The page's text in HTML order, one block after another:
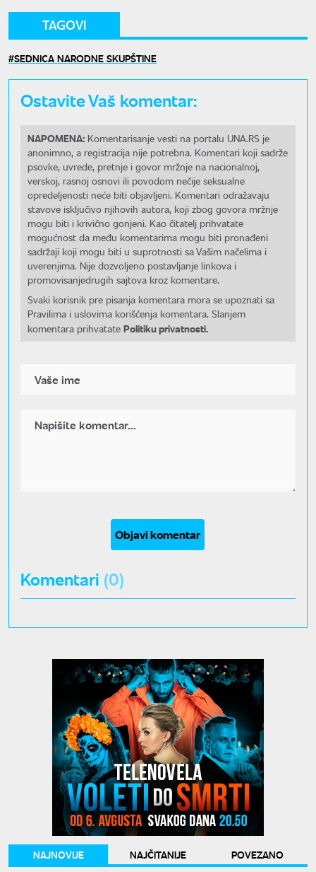
TAGOVI
SEDNICA NARODNE SKUPŠTINE
Ostavite Vaš komentar:
NAPOMENA: Komentarisanje vesti na portalu UNA.RS je
anonimno, a registracija nije potrebna. Komentari koji sadrže
psovke, uvrede, pretnje i govor mržnje na nacionalnoj,
verskoj, rasnoj osnovi ili povodom nečije seksualne
opredeljenosti neće biti objavljeni. Komentari odražavaju
stavove isključivo njihovih autora, koji zbog govora mržnje
mogu biti i krivično gonjeni. Kao čitatelj prihvatate
mogućnost da među komentarima mogu biti pronađeni
sadržaji koji mogu biti u suprotnosti sa Vašim načelima i
uverenjima. Nije dozvoljeno postavljanje linkova i
promovisanjedrugih sajtova kroz komentare.
Svaki korisnik pre pisanja komentara mora se upoznati sa
Pravilima i uslovima korišćenja komentara. Slanjem
komentara prihvatate Politiku privatnosti.
Objavi komentar
Komentari (0)
NAJNOVIJE NAJČITANIJE
POVEZANO